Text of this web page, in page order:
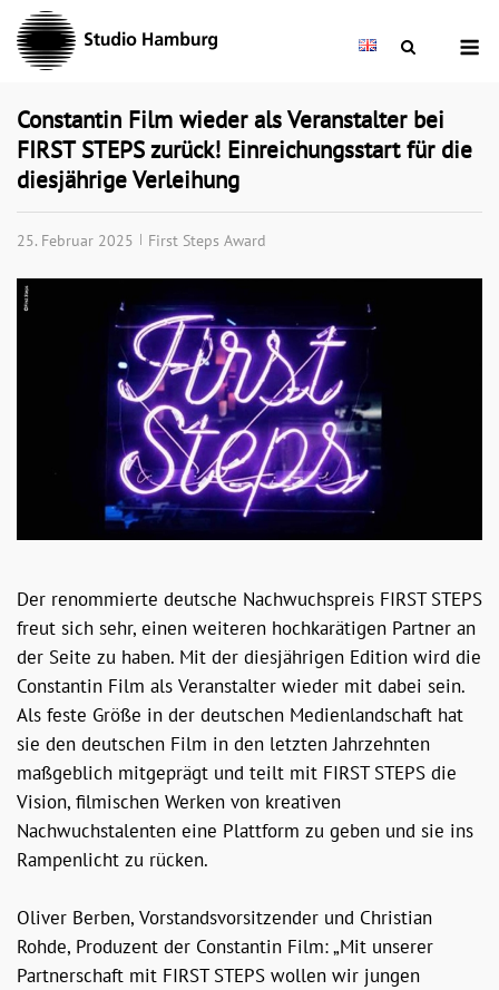
Skip
content
Constantin Film wieder als Veranstalter bei
FIRST STEPS zurück! Einreichungsstart für die
diesjährige Verleihung
25. Februar 2025 First Steps Award
Der renommierte deutsche Nachwuchspreis FIRST STEPS
freut sich sehr, einen weiteren hochkarätigen Partner an
der Seite zu haben. Mit der diesjährigen Edition wird die
Constantin Film als Veranstalter wieder mit dabei sein.
Als feste Größe in der deutschen Medienlandschaft hat
sie den deutschen Film in den letzten Jahrzehnten
maßgeblich mitgeprägt und teilt mit FIRST STEPS die
Vision, filmischen Werken von kreativen
Nachwuchstalenten eine Plattform zu geben und sie ins
Rampenlicht zu rücken.
Oliver Berben, Vorstandsvorsitzender und Christian
Rohde, Produzent der Constantin Film: „Mit unserer
Partnerschaft mit FIRST STEPS wollen wir jungen